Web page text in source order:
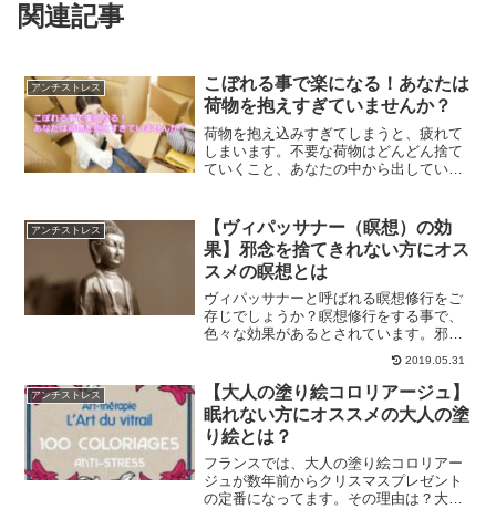
関連記事
アンチストレス
こぼれる事で楽になる！あなたは
荷物を抱えすぎていませんか？
荷物を抱え込みすぎてしまうと、疲れて
しまいます。不要な荷物はどんどん捨て
ていくこと、あなたの中から出していく
アンチストレス
【ヴィパッサナー（瞑想）の効
果】邪念を捨てきれない方にオス
スメの瞑想とは
ヴィパッサナーと呼ばれる瞑想修行をご
存じでしょうか？瞑想修行をする事で、
色々な効果があるとされています。邪念
を捨てる事が出来るようになったり、今
までの人生を見つめなおすことが出来た
り、自分としっかり向き合う事が出来ま
す。ヴィパッサナーについて解説してい
きます。
2019.05.31
アンチストレス
【大人の塗り絵コロリアージュ】
眠れない方にオススメの大人の塗
り絵とは？
フランスでは、大人の塗り絵コロリアー
ジュが数年前からクリスマスプレゼント
の定番になってます。その理由は？大人